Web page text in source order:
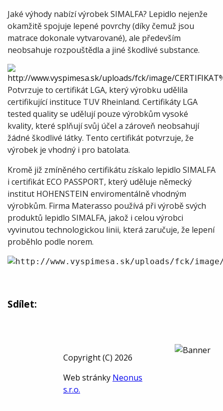
Jaké výhody nabízí výrobek SIMALFA? Lepidlo nejenže
okamžitě spojuje lepené povrchy (díky čemuž jsou
matrace dokonale vytvarované), ale především
neobsahuje rozpouštědla a jiné škodlivé substance.
Potvrzuje to certifikát LGA, který výrobku udělila
certifikující instituce TUV Rheinland. Certifikáty LGA
tested quality se udělují pouze výrobkům vysoké
kvality, které splňují svůj účel a zároveň neobsahují
žádné škodlivé látky. Tento certifikát potvrzuje, že
výrobek je vhodný i pro batolata.
Kromě již zmíněného certifikátu získalo lepidlo SIMALFA
i certifikát ECO PASSPORT, který uděluje německý
institut HOHENSTEIN enviromentálně vhodným
výrobkům. Firma Materasso používá při výrobě svých
produktů lepidlo SIMALFA, jakož i celou výrobci
vyvinutou technologickou linii, která zaručuje, že lepení
proběhlo podle norem.
Sdílet:
Copyright (C) 2026
Web stránky Neonus
s.r.o.